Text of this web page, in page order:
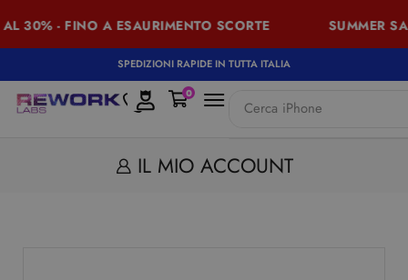
30% - FINO A ESAURIMENTO SCORTE SUMMER
SPEDIZIONI RAPIDE IN TUTTA ITALIA
Cerca iPhone
0
IL MIO ACCOUNT